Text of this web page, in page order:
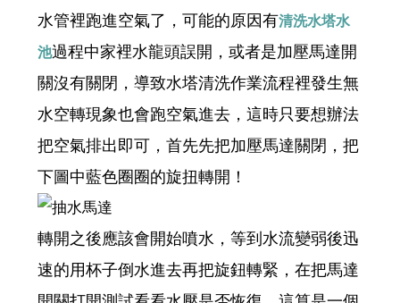
水管裡跑進空氣了，可能的原因有清洗水塔水
池過程中家裡水龍頭誤開，或者是加壓馬達開
關沒有關閉，導致水塔清洗作業流程裡發生無
水空轉現象也會跑空氣進去，這時只要想辦法
把空氣排出即可，首先先把加壓馬達關閉，把
下圖中藍色圈圈的旋扭轉開！
轉開之後應該會開始噴水，等到水流變弱後迅
速的用杯子倒水進去再把旋鈕轉緊，在把馬達